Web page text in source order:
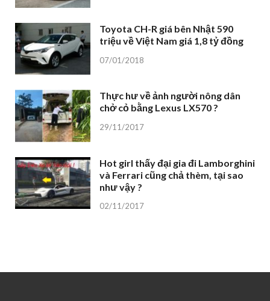
Toyota CH-R giá bên Nhật 590
triệu về Việt Nam giá 1,8 tỷ đồng
07/01/2018
Thực hư về ảnh người nông dân
chở cỏ bằng Lexus LX570 ?
29/11/2017
Hot girl thấy đại gia đi Lamborghini
và Ferrari cũng chả thèm, tại sao
như vậy ?
02/11/2017